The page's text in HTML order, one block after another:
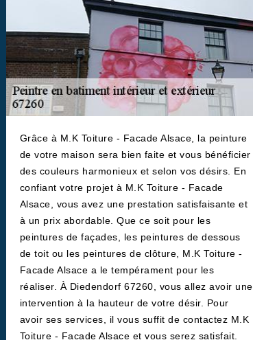
Grâce à M.K Toiture - Facade Alsace, la peinture
de votre maison sera bien faite et vous bénéficier
des couleurs harmonieux et selon vos désirs. En
confiant votre projet à M.K Toiture - Facade
Alsace, vous avez une prestation satisfaisante et
à un prix abordable. Que ce soit pour les
peintures de façades, les peintures de dessous
de toit ou les peintures de clôture, M.K Toiture -
Facade Alsace a le tempérament pour les
réaliser. À Diedendorf 67260, vous allez avoir une
intervention à la hauteur de votre désir. Pour
avoir ses services, il vous suffit de contactez M.K
Toiture - Facade Alsace et vous serez satisfait.